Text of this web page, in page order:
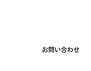
お問い合わせ